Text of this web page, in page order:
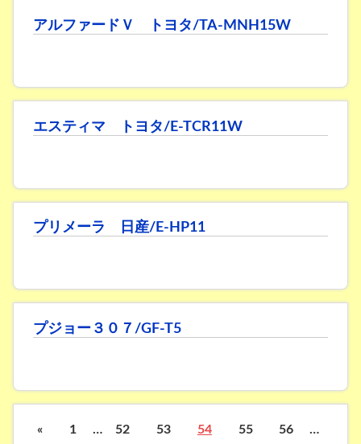
アルファードＶ トヨタ/TA-MNH15W
エスティマ トヨタ/E-TCR11W
プリメーラ 日産/E-HP11
プジョー３０７/GF-T5
« 1 … 52 53 54 55 56 …